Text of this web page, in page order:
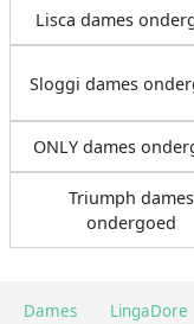
Dames LingaDore
Lisca dames
Sloggi dames
ONLY dames
Triumph dames
ondergoed